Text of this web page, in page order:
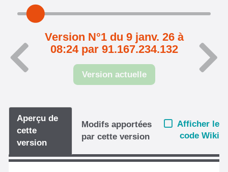
Version N°1 du 9 janv. 26 à
08:24 par 91.167.234.132
Version actuelle
Aperçu de
cette
version
Modifs apportées
par cette version
Afficher le
code Wiki